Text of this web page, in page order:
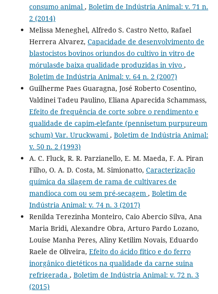
consumo animal , Boletim de Indústria Animal: v. 71 n.
2 (2014)
Melissa Meneghel, Alfredo S. Castro Netto, Rafael
Herrera Alvarez, Capacidade de desenvolvimento de
blastocistos bovinos oriundos do cultivo in vitro de
mórulasde baixa qualidade produzidas in vivo ,
Boletim de Indústria Animal: v. 64 n. 2 (2007)
Guilherme Paes Guaragna, José Roberto Cosentino,
Valdinei Tadeu Paulino, Eliana Aparecida Schammass,
Efeito de frequência de corte sobre o rendimento e
qualidade de capim-elefante (pennisetum purpureum
schum) Var. Uruckwami , Boletim de Indústria Animal:
v. 50 n. 2 (1993)
A. C. Fluck, R. R. Parzianello, E. M. Maeda, F. A. Piran
Filho, O. A. D. Costa, M. Simionatto, Caracterização
química da silagem de rama de cultivares de
mandioca com ou sem pré-secagem , Boletim de
Indústria Animal: v. 74 n. 3 (2017)
Renilda Terezinha Monteiro, Caio Abercio Silva, Ana
Maria Bridi, Alexandre Obra, Arturo Pardo Lozano,
Louise Manha Peres, Aliny Ketilim Novais, Eduardo
Raele de Oliveira, Efeito do ácido fítico e do ferro
inorgânico dietéticos na qualidade da carne suina
refrigerada , Boletim de Indústria Animal: v. 72 n. 3
(2015)